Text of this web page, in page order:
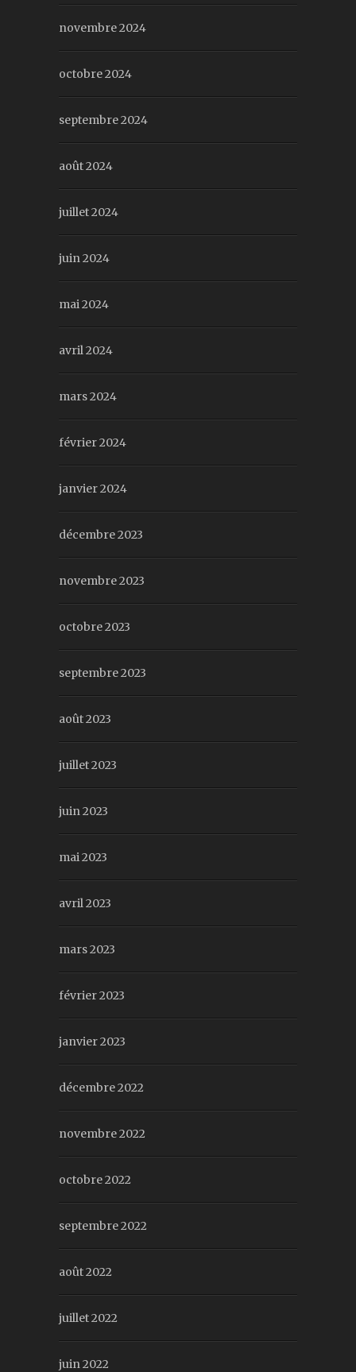
novembre 2024
octobre 2024
septembre 2024
août 2024
juillet 2024
juin 2024
mai 2024
avril 2024
mars 2024
février 2024
janvier 2024
décembre 2023
novembre 2023
octobre 2023
septembre 2023
août 2023
juillet 2023
juin 2023
mai 2023
avril 2023
mars 2023
février 2023
janvier 2023
décembre 2022
novembre 2022
octobre 2022
septembre 2022
août 2022
juillet 2022
juin 2022